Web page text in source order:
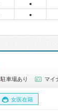
●
●
駐車場あり マイ
女医在籍